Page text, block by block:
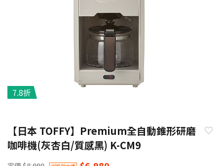
7.8折
【日本 TOFFY】Premium全自動錐形研磨
咖啡機(灰杏白/質感黑) K-CM9